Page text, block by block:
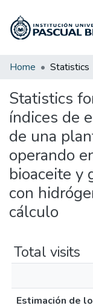
Communities &
Home Statistics
Statistics
índices de
de una
operando
bioaceite y
con
cálculo
Total visits
Estimación de